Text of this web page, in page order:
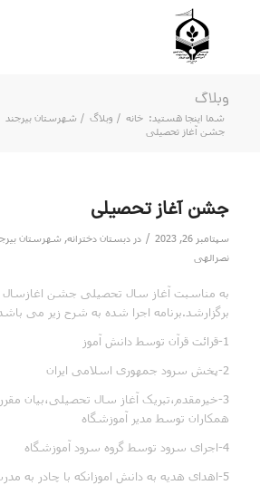
وبلاگ
شما اینجا هستید: خانه / وبلاگ / شهرستان بیرجند
جشن آغاز تحصیلی
جشن آغاز تحصیلی
سپتامبر 26, 2023 / در دبستان دخترانه, شهرستان
نصرالهی
به مناسبت آغاز سال تحصیلی جشن اغازسال
برگزارشد.برنامه اجرا شده به شرح زیر می
1-قرائت قرآن توسط دانش آموز
2-پخش سرود جمهوری اسلامی ایران
3-خیرمقدم،تبریک آغاز سال تحصیلی،بیان
همکاران توسط مدیر آموزشگاه
4-اجرای سرود توسط گروه سرود آموزشگاه
5-اهدای هدیه به دانش اموزانکه با چادر به مدرسه امدند.